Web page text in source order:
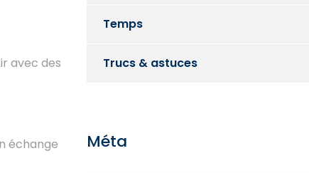
avec des
échange
Temps
Trucs & astuces
Méta